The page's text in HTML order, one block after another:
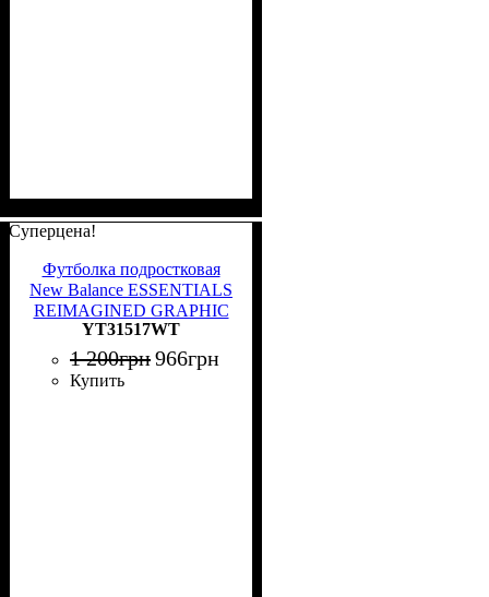
Суперцена!
Футболка подростковая
New Balance ESSENTIALS
REIMAGINED GRAPHIC
белая YT31517WT
YT31517WT
1 200грн966грн
Купить